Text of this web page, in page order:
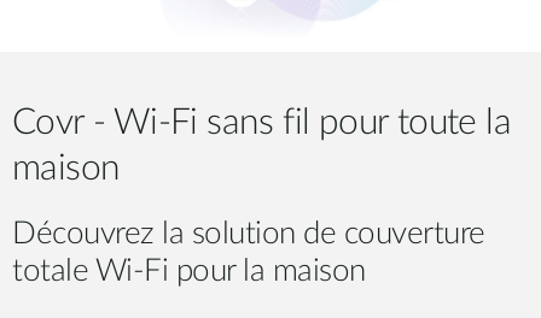
Covr - Wi-Fi sans fil pour toute la
maison
Découvrez la solution de couverture
totale Wi-Fi pour la maison